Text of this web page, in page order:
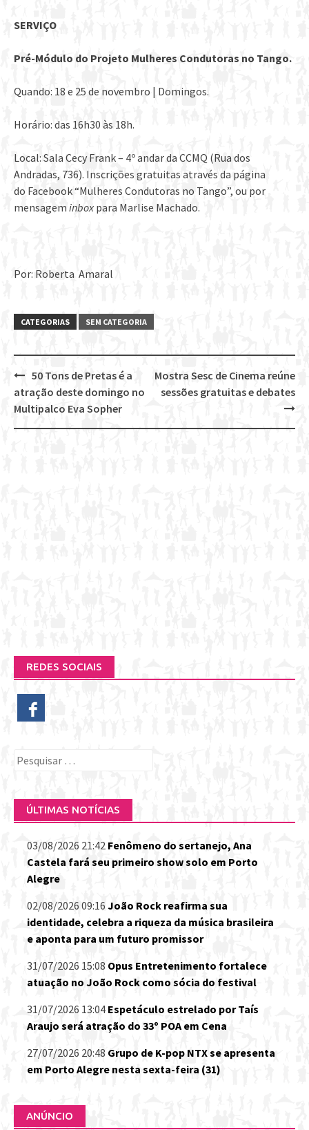
SERVIÇO
Pré-Módulo do Projeto Mulheres Condutoras no Tango.
Quando: 18 e 25 de novembro | Domingos.
Horário: das 16h30 às 18h.
Local: Sala Cecy Frank – 4º andar da CCMQ (Rua dos
Andradas, 736). Inscrições gratuitas através da página
do Facebook “Mulheres Condutoras no Tango”, ou por
mensagem inboxpara Marlise Machado.
Por: Roberta Amaral
CATEGORIAS SEM CATEGORIA
Post
navigation
Mostra Sesc de Cinema reúne
sessões gratuitas e debates
50 Tons de Pretas é a
atração deste domingo no
Multipalco Eva Sopher
REDES SOCIAIS
Pesquisar
ÚLTIMAS NOTÍCIAS
03/08/2026 21:42 Fenômeno do sertanejo, Ana
Castela fará seu primeiro show solo em Porto
Alegre
02/08/2026 09:16 João Rock reafirma sua
identidade, celebra a riqueza da música brasileira
e aponta para um futuro promissor
31/07/2026 15:08 Opus Entretenimento fortalece
atuação no João Rock como sócia do festival
31/07/2026 13:04 Espetáculo estrelado por Taís
Araujo será atração do 33º POA em Cena
27/07/2026 20:48 Grupo de K-pop NTX se apresenta
em Porto Alegre nesta sexta-feira (31)
ANÚNCIO